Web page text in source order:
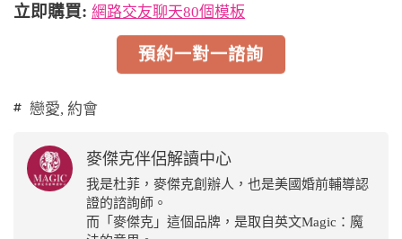
立即購買: 網路交友聊天80個模板
預約一對一諮詢
戀愛, 約會
麥傑克伴侶解讀中心
我是杜菲，麥傑克創辦人，也是美國婚前輔導認
證的諮詢師。
而「麥傑克」這個品牌，是取自英文Magic：魔